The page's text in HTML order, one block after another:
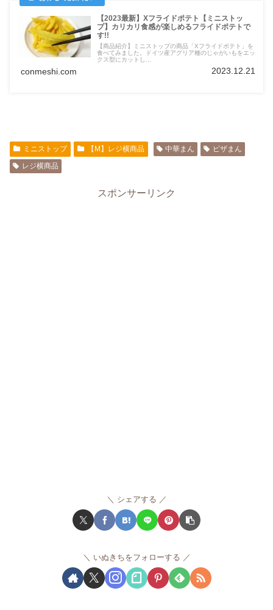
【2023最新】Xフライドポテト【ミニストッ
プ】カリカリ食感が楽しめるフライドポテトで
す!!
【商品紹介】ミニストップの商品「Xフライドポテト」を
食べてみました。ドイツ産アグリア種のじゃがいもをエッ
クス型にカットし...
conmeshi.com 2023.12.21
ミニストップ 【M】レジ横商品 中華まん
ピザまん
レジ横商品
スポンサーリンク
シェアする
いぬきちをフォローする